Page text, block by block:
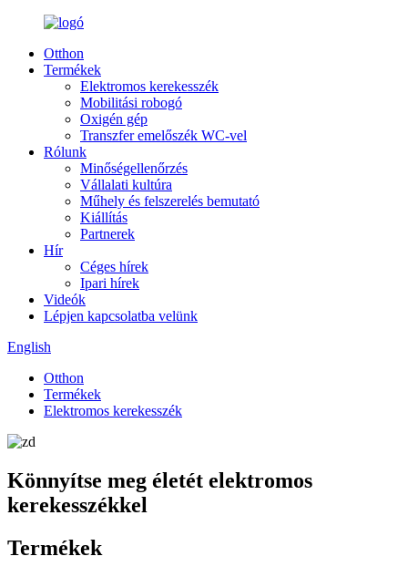
Otthon
Termékek
Elektromos kerekesszék
Mobilitási robogó
Oxigén gép
Transzfer emelőszék WC-vel
Rólunk
Minőségellenőrzés
Vállalati kultúra
Műhely és felszerelés bemutató
Kiállítás
Partnerek
Hír
Céges hírek
Ipari hírek
Videók
Lépjen kapcsolatba velünk
English
Otthon
Termékek
Elektromos kerekesszék
Könnyítse meg életét elektromos
kerekesszékkel
Termékek